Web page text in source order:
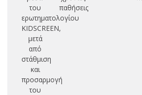
του
ερωτηματολογίου
KIDSCREEN,
μετά
από
στάθμιση
και
προσαρμογή
του
παθήσεις